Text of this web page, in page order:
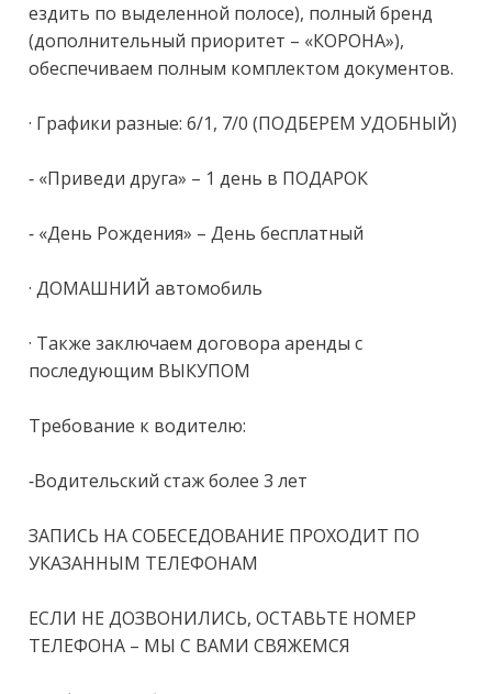
ездить по выделенной полосе), полный бренд
(дополнительный приоритет – «КОРОНА»),
обеспечиваем полным комплектом документов.
· Графики разные: 6/1, 7/0 (ПОДБЕРЕМ УДОБНЫЙ)
- «Приведи друга» – 1 день в ПОДАРОК
- «День Рождения» – День бесплатный
· ДОМАШНИЙ автомобиль
· Также заключаем договора аренды с
последующим ВЫКУПОМ
Требование к водителю:
-Водительский стаж более 3 лет
ЗАПИСЬ НА СОБЕСЕДОВАНИЕ ПРОХОДИТ ПО
УКАЗАННЫМ ТЕЛЕФОНАМ
ЕСЛИ НЕ ДОЗВОНИЛИСЬ, ОСТАВЬТЕ НОМЕР
ТЕЛЕФОНА – МЫ С ВАМИ СВЯЖЕМСЯ